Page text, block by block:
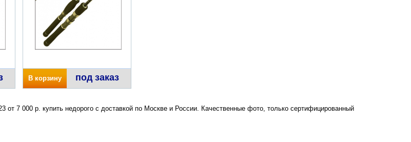
В корзину под заказ
от 7 000 р. купить недорого с доставкой по Москве и России. Качественные фото, только сертифицированный